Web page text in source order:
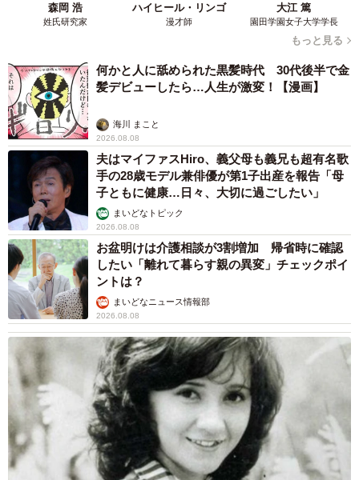
森岡 浩
姓氏研究家
ハイヒール・リンゴ
漫才師
大江 篤
園田学園女子大学学長
もっと見る
何かと人に舐められた黒髪時代 30代後半で金
髪デビューしたら…人生が激変！【漫画】
海川 まこと
2026.08.08
夫はマイファスHiro、義父母も義兄も超有名歌
手の28歳モデル兼俳優が第1子出産を報告「母
子ともに健康…日々、大切に過ごしたい」
まいどなトピック
2026.08.08
お盆明けは介護相談が3割増加 帰省時に確認
したい「離れて暮らす親の異変」チェックポイ
ントは？
まいどなニュース情報部
2026.08.08